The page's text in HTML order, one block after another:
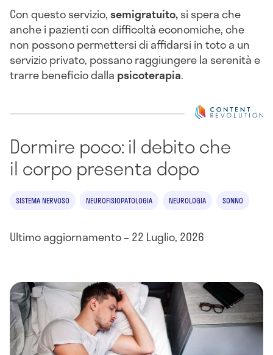
Con questo servizio,semigratuito,si spera che
anche i pazienti con difficoltà economiche, che
non possono permettersi di affidarsi in toto a un
servizio privato, possano raggiungere la serenità e
trarre beneficio dalla psicoterapia.
Dormire poco: il debito che
il corpo presenta dopo
SISTEMA NERVOSO NEUROFISIOPATOLOGIA NEUROLOGIA SONNO
Ultimo aggiornamento – 22 Luglio, 2026